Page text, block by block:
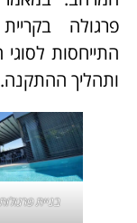
פרגולה
התייחסות
ותהליך ההתקנה.
בניית